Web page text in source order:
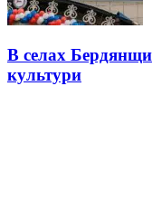
В селах
культури